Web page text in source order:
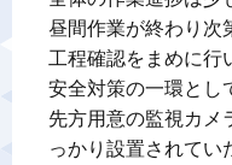
昼間作業が終わり次
工程確認をまめに行
安全対策の一環とし
先方用意の監視カメ
っかり設置されてい